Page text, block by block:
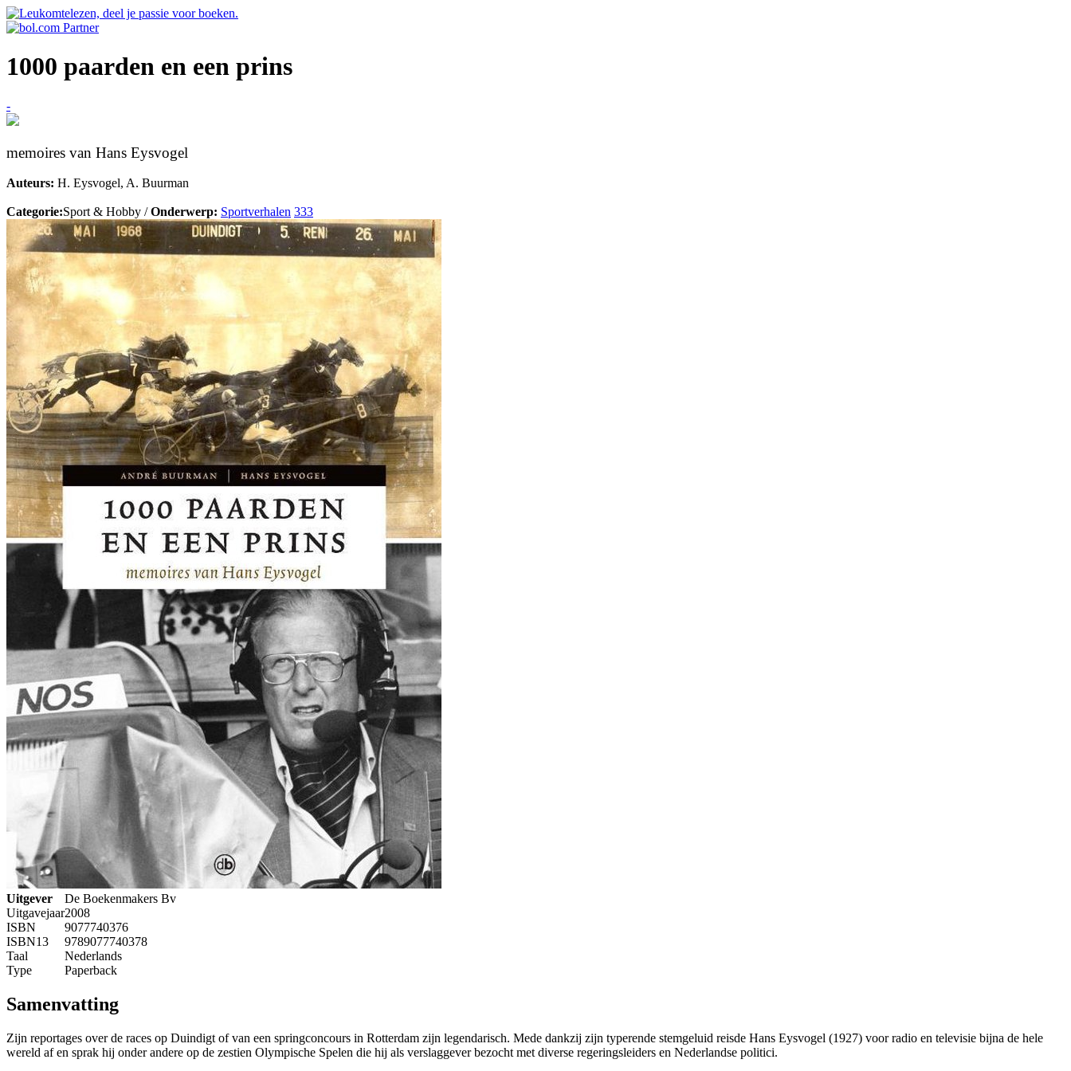
1000 paarden en een prins
-
memoires van Hans Eysvogel
Auteurs: H. Eysvogel, A. Buurman
Categorie:Sport & Hobby /Onderwerp: Sportverhalen 333
Uitgever
De Boekenmakers Bv
Uitgavejaar2008
ISBN
9077740376
ISBN13
9789077740378
Taal
Nederlands
Type
Paperback
Samenvatting
Zijn reportages over de races op Duindigt of van een springconcours in Rotterdam zijn legendarisch. Mede dankzij zijn typerende stemgeluid reisde Hans Eysvogel (1927) voor radio en televisie bijna de hele
wereld af en sprak hij onder andere op de zestien Olympische Spelen die hij als verslaggever bezocht met diverse regeringsleiders en Nederlandse politici.